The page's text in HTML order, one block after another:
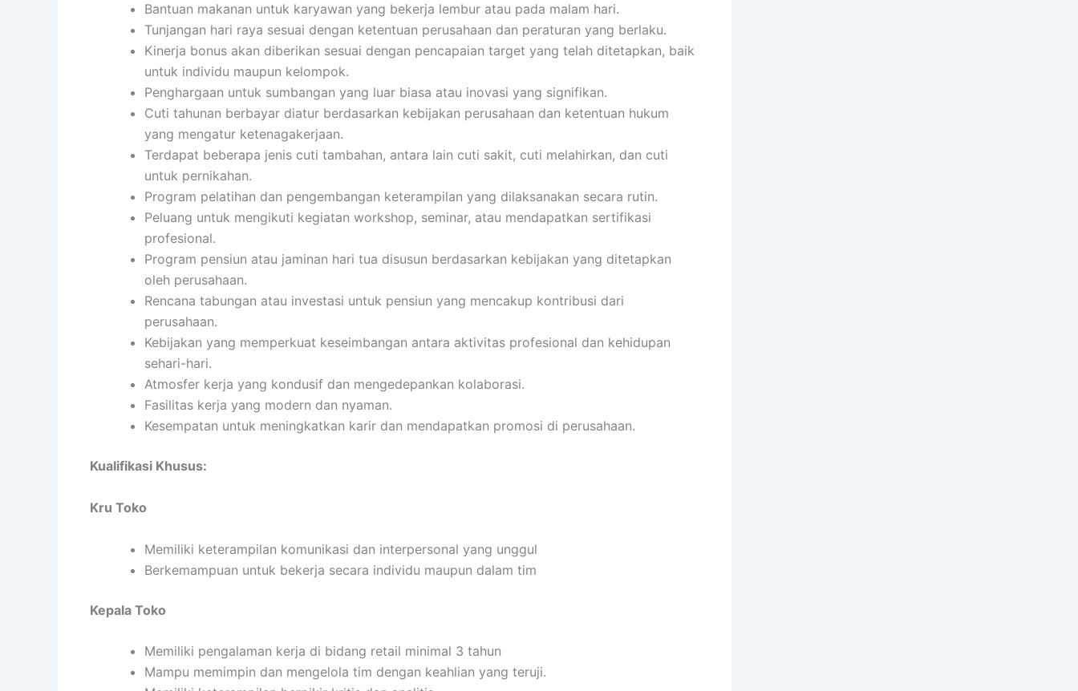
Bantuan makanan untuk karyawan yang bekerja lembur atau pada malam hari.
Tunjangan hari raya sesuai dengan ketentuan perusahaan dan peraturan yang berlaku.
Kinerja bonus akan diberikan sesuai dengan pencapaian target yang telah ditetapkan, baik
untuk individu maupun kelompok.
Penghargaan untuk sumbangan yang luar biasa atau inovasi yang signifikan.
Cuti tahunan berbayar diatur berdasarkan kebijakan perusahaan dan ketentuan hukum
yang mengatur ketenagakerjaan.
Terdapat beberapa jenis cuti tambahan, antara lain cuti sakit, cuti melahirkan, dan cuti
untuk pernikahan.
Program pelatihan dan pengembangan keterampilan yang dilaksanakan secara rutin.
Peluang untuk mengikuti kegiatan workshop, seminar, atau mendapatkan sertifikasi
profesional.
Program pensiun atau jaminan hari tua disusun berdasarkan kebijakan yang ditetapkan
oleh perusahaan.
Rencana tabungan atau investasi untuk pensiun yang mencakup kontribusi dari
perusahaan.
Kebijakan yang memperkuat keseimbangan antara aktivitas profesional dan kehidupan
sehari-hari.
Atmosfer kerja yang kondusif dan mengedepankan kolaborasi.
Fasilitas kerja yang modern dan nyaman.
Kesempatan untuk meningkatkan karir dan mendapatkan promosi di perusahaan.
Kualifikasi Khusus:
Kru Toko
Memiliki keterampilan komunikasi dan interpersonal yang unggul
Berkemampuan untuk bekerja secara individu maupun dalam tim
Kepala Toko
Memiliki pengalaman kerja di bidang retail minimal 3 tahun
Mampu memimpin dan mengelola tim dengan keahlian yang teruji.